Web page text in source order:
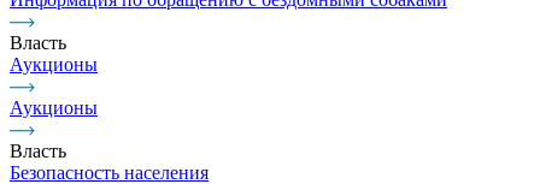
Власть
Аукционы
Аукционы
Власть
Безопасность населения